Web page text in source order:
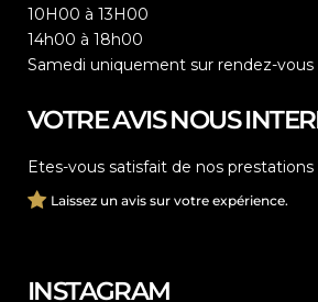
10H00 à 13H00
14h00 à 18h00
Samedi uniquement sur rendez-vous
VOTRE AVIS NOUS
Etes-vous satisfait de nos prestations
Laissez un avis sur votre expérience.
INSTAGRAM